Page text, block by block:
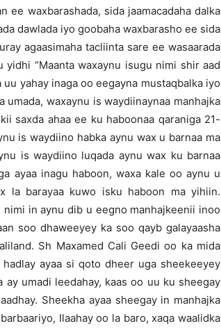
ee waxbarashada, sida jaamacadaha dalka
dawlada iyo goobaha waxbarasho ee sida
agaasimaha tacliinta sare ee wasaarada
yidhi “Maanta waxaynu isugu nimi shir aad
yahay inaga oo eegayna mustaqbalka iyo
umada, waxaynu is waydiinaynaa manhajka
saxda ahaa ee ku haboonaa qaraniga 21-
is waydiino habka aynu wax u barnaa ma
is waydiino luqada aynu wax ku barnaa
ayaa inagu haboon, waxa kale oo aynu u
la barayaa kuwo isku haboon ma yihiin.
nimi in aynu dib u eegno manhajkeenii inoo
soo dhaweeyey ka soo qayb galayaasha
Sh Maxamed Cali Geedi oo ka mida
ayaa si qoto dheer uga sheekeeyey
ay umadi leedahay, kaas oo uu ku sheegay
Sheekha ayaa sheegay in manhajka
Ilaahay oo la baro, xaqa waalidka